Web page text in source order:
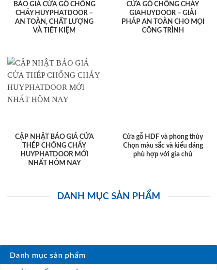
BÁO GIÁ CỬA GỖ CHỐNG
CHÁY HUYPHATDOOR –
AN TOÀN, CHẤT LƯỢNG
VÀ TIẾT KIỆM
CỬA GỖ CHỐNG CHÁY
GIAHUYDOOR – GIẢI
PHÁP AN TOÀN CHO MỌI
CÔNG TRÌNH
CẬP NHẬT BÁO GIÁ CỬA
THÉP CHỐNG CHÁY
HUYPHATDOOR MỚI
NHẤT HÔM NAY
Cửa gỗ HDF và phong thủy
Chọn màu sắc và kiểu dáng
phù hợp với gia chủ
DANH MỤC SẢN PHẨM
Danh mục sản phẩm